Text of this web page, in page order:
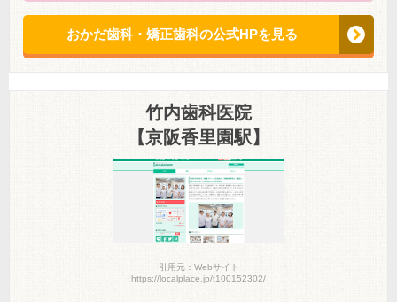
おかだ歯科・矯正歯科の公式HPを見る
竹内歯科医院
【京阪香里園駅】
引用元：Webサイト
https://localplace.jp/t100152302/